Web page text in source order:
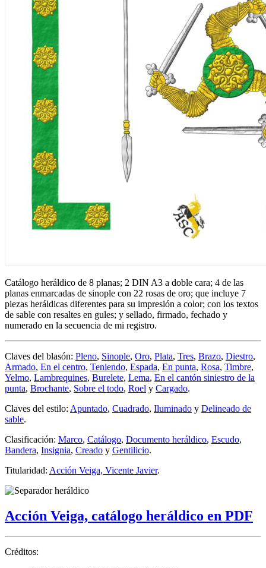
Catálogo heráldico de 8 planas; 2 DIN A3 a doble cara; 4 de las
planas enmarcadas de sinople con 22 rosas de oro; que incluye 7
piezas heráldicas diferentes para su impresión a color; con los textos
de sable con resaltes en gules; y sellado, firmado, fechado y
numerado en la secuencia de mi registro.
Claves del blasón: Pleno, Sinople, Oro, Plata, Tres, Brazo, Diestro,
Armado, En el centro, Teniendo, Espada, En punta, Rosa, Timbre,
Yelmo, Lambrequines, Burelete, Lema, En el cantón siniestro de la
punta, Brochante, Sobre el todo, Roel y Cargado.
Claves del estilo: Apuntado, Cuadrado, Iluminado y Delineado de
sable.
Clasificación: Marco, Catálogo, Documento heráldico, Escudo,
Bandera, Insignia, Creado y Gentilicio.
Titularidad: Acción Veiga, Vicente Javier.
Acción Veiga, catálogo heráldico en PDF
Créditos: